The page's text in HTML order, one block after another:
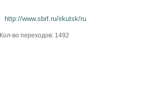
http://www.sbrf.ru/irkutsk/ru
Кол-во переходов: 1492